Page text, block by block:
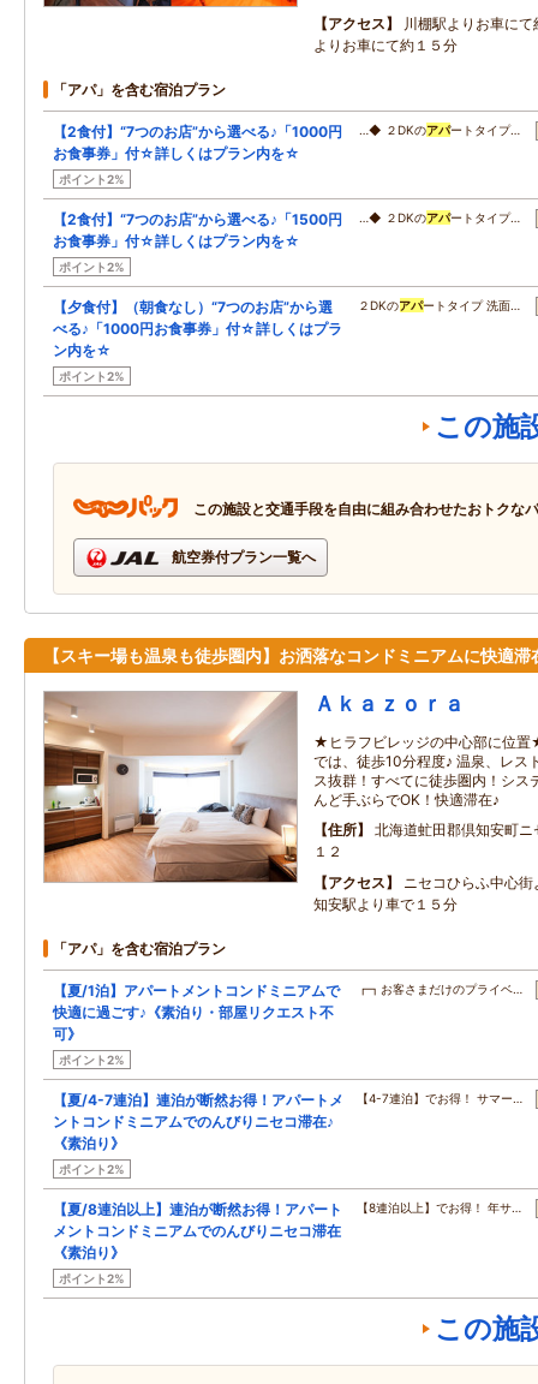
アクセス
川棚駅よりお車に
よりお車にて約１５分
「アパ」を含む宿泊プラン
【2食付】“7つのお店”から選べる♪「1000円
お食事券」付☆詳しくはプラン内を☆
ポイント2%
…◆ ２DKのアパートタイプ…
【2食付】“7つのお店”から選べる♪「1500円
お食事券」付☆詳しくはプラン内を☆
ポイント2%
…◆ ２DKのアパートタイプ…
【夕食付】（朝食なし）“7つのお店”から選
べる♪「1000円お食事券」付☆詳しくはプラ
ン内を☆
ポイント2%
２DKのアパートタイプ 洗面…
この施
この施設と交通手段を自由に組み合わせたおトクな
航空券付プラン一覧へ
【スキー場も温泉も徒歩圏内】お洒落なコンドミニアムに快適滞
Ａｋａｚｏｒａ
★ヒラフビレッジの中心部に位
では、徒歩10分程度♪ 温泉、レス
ス抜群！すべてに徒歩圏内！シス
んど手ぶらでOK！快適滞在♪
住所
北海道虻田郡倶知安町
１２
アクセス
ニセコひらふ中心
知安駅より車で１５分
「アパ」を含む宿泊プラン
【夏/1泊】アパートメントコンドミニアムで
快適に過ごす♪《素泊り・部屋リクエスト不
可》
ポイント2%
┏┓お客さまだけのプライベ…
【夏/4-7連泊】連泊が断然お得！アパートメ
ントコンドミニアムでのんびりニセコ滞在♪
《素泊り》
ポイント2%
【4-7連泊】でお得！ サマー…
【夏/8連泊以上】連泊が断然お得！アパート
メントコンドミニアムでのんびりニセコ滞在
《素泊り》
ポイント2%
【8連泊以上】でお得！ 年サ…
この施